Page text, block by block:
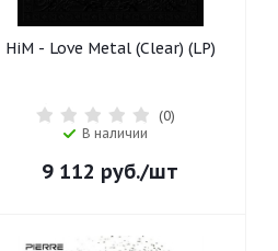
HiM - Love Metal (Clear) (LP)
(0)
В наличии
9 112 руб./шт